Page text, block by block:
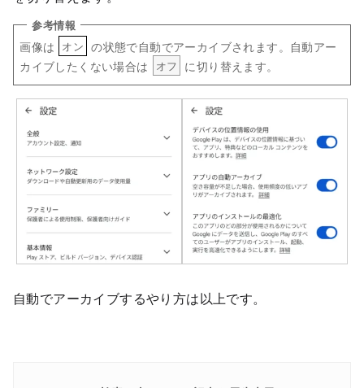
画像は オン の状態で自動でアーカイブされます。自動アー
カイブしたくない場合は
オフ に切り替えます。
自動でアーカイブするやり方は以上です。